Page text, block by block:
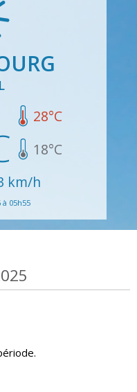
28°C
18°C
km/h
à 05h55